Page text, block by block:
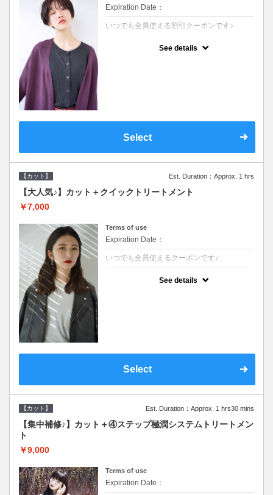
Expiration Date：
いつでも全員使える割引クーポンです♪
See details
Select
【カット】 Est. Duration：Approx. 1 hrs
【大人気♪】カット＋クイックトリートメント
￥7,000
Terms of use
Expiration Date：
いつでも全員使えるクーポンです♪
See details
Select
【カット】 Est. Duration：Approx. 1 hrs30 mins
【集中補修♪】カット＋④ステップ極潤システムトリートメン
ト
￥9,000
Terms of use
Expiration Date：